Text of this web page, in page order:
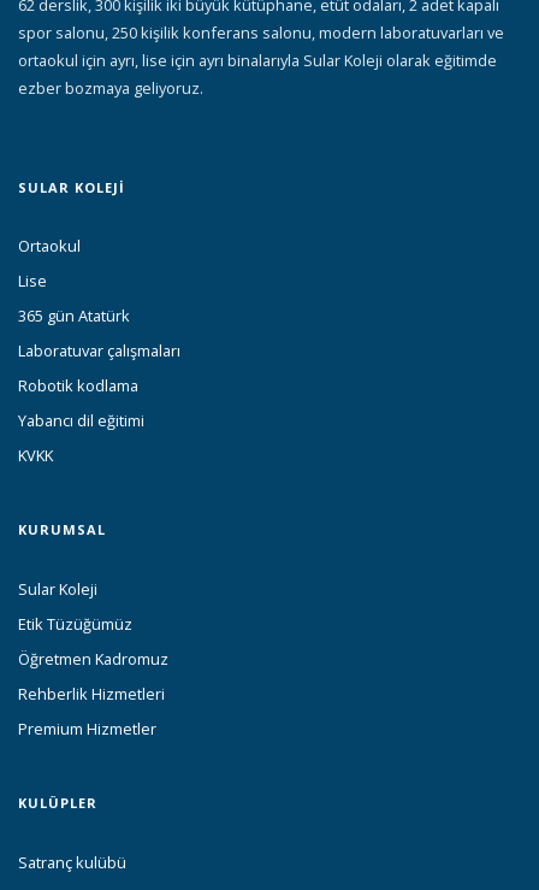
62 derslik, 300 kişilik iki büyük kütüphane, etüt odaları, 2 adet kapalı
spor salonu, 250 kişilik konferans salonu, modern laboratuvarları ve
ortaokul için ayrı, lise için ayrı binalarıyla Sular Koleji olarak eğitimde
ezber bozmaya geliyoruz.
SULAR KOLEJI
Ortaokul
Lise
365 gün Atatürk
Laboratuvar çalışmaları
Robotik kodlama
Yabancı dil eğitimi
KVKK
KURUMSAL
Sular Koleji
Etik Tüzüğümüz
Öğretmen Kadromuz
Rehberlik Hizmetleri
Premium Hizmetler
KULÜPLER
Satranç kulübü